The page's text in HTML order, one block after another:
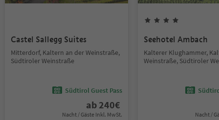
Castel Sallegg Suites
Mitterdorf, Kaltern an der Weinstraße,
Südtiroler Weinstraße
Südtirol Guest Pass
ab 240€
Nacht / Gäste Inkl. MwSt.
Seehotel Ambach
Kalterer Klughammer,
Weinstraße, Südtiroler
Nacht /